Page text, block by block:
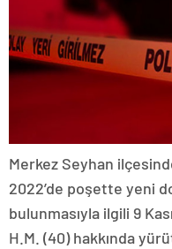
Merkez Seyhan
2022’de poşette yeni
bulunmasıyla ilgili 9
H.M. (40) hakkında